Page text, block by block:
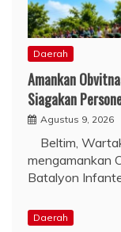
Daerah
Amankan
Siagakan
Agustus 9, 2026
Beltim,
mengamankan
Batalyon
Daerah